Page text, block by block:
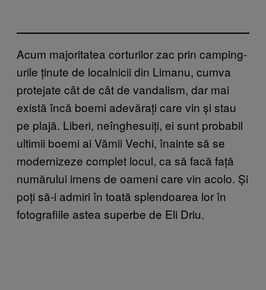
Acum majoritatea corturilor zac prin camping-
urile ținute de localnicii din Limanu, cumva
protejate cât de cât de vandalism, dar mai
există încă boemi adevărați care vin și stau
pe plajă. Liberi, neînghesuiți, ei sunt probabil
ultimii boemi ai Vămii Vechi, înainte să se
modernizeze complet locul, ca să facă față
numărului imens de oameni care vin acolo. Și
poți să-i admiri în toată splendoarea lor în
fotografiile astea superbe de Eli Driu.